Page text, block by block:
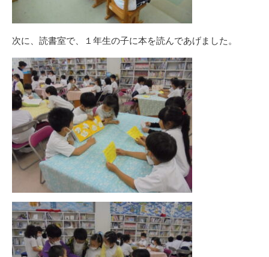
次に、読書室で、１年生の子に本を読んであげました。